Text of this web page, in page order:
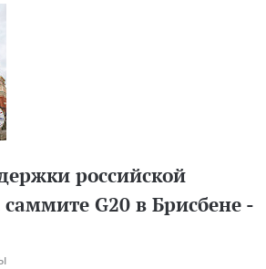
российской
G20 в Брисбене -